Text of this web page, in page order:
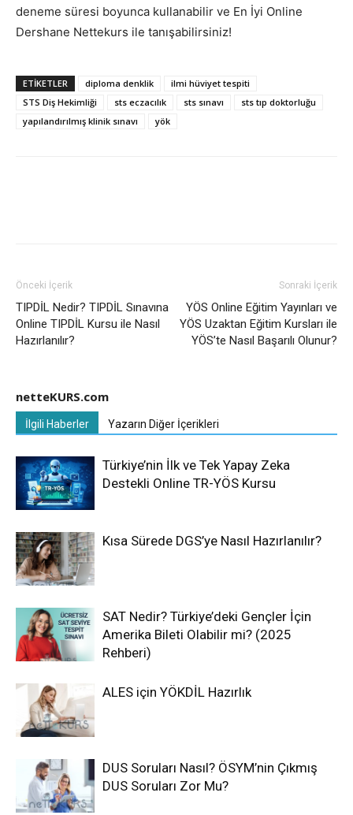
deneme süresi boyunca kullanabilir ve En İyi Online
Dershane Nettekurs ile tanışabilirsiniz!
ETIKETLER diploma denklik
ilmi hüviyet tespiti
STS Diş Hekimliği
sts eczacılık sts sınavı
sts tıp doktorluğu
yapılandırılmış klinik sınavı
yök
Önceki İçerik
TIPDİL Nedir? TIPDİL Sınavına
Online TIPDİL Kursu ile Nasıl
Hazırlanılır?
Sonraki İçerik
YÖS Online Eğitim Yayınları ve
YÖS Uzaktan Eğitim Kursları ile
YÖS’te Nasıl Başarılı Olunur?
netteKURS.com
İlgili Haberler Yazarın Diğer İçerikleri
Türkiye’nin İlk ve Tek Yapay Zeka
Destekli Online TR-YÖS Kursu
Kısa Sürede DGS’ye Nasıl Hazırlanılır?
SAT Nedir? Türkiye’deki Gençler İçin
Amerika Bileti Olabilir mi? (2025
Rehberi)
ALES için YÖKDİL Hazırlık
DUS Soruları Nasıl? ÖSYM’nin Çıkmış
DUS Soruları Zor Mu?